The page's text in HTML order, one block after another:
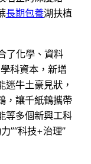
長期包養湖扶植
了化學、資料
科資本，新增
牛土豪見狀，
，讓千紙鶴攜帶
等多個新興工科
”“科技+治理”